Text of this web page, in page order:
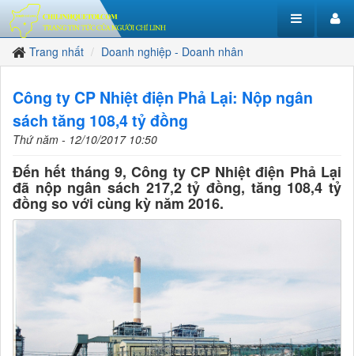
Trang nhất Doanh nghiệp - Doanh nhân
Công ty CP Nhiệt điện Phả Lại: Nộp ngân
sách tăng 108,4 tỷ đồng
Thứ năm - 12/10/2017 10:50
Đến hết tháng 9, Công ty CP Nhiệt điện Phả Lại
đã nộp ngân sách 217,2 tỷ đồng, tăng 108,4 tỷ
đồng so với cùng kỳ năm 2016.